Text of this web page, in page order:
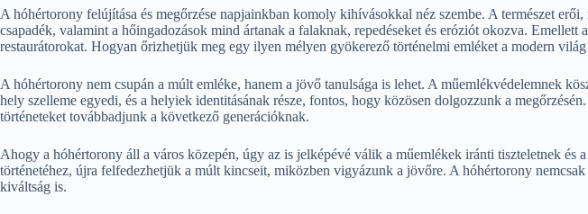
A hóhértorony felújítása és megőrzése napjainkban komoly kihívásokkal néz szembe. A természet
csapadék, valamint a hőingadozások mind ártanak a falaknak, repedéseket és eróziót okozva.
restaurátorokat. Hogyan őrizhetjük meg egy ilyen mélyen gyökerező történelmi emléket a modern
A hóhértorony nem csupán a múlt emléke, hanem a jövő tanulsága is lehet. A műemlékvédelemnek
hely szelleme egyedi, és a helyiek identitásának része, fontos, hogy közösen dolgozzunk a
történeteket továbbadjunk a következő generációknak.
Ahogy a hóhértorony áll a város közepén, úgy az is jelképévé válik a műemlékek iránti tiszteletnek
történetéhez, újra felfedezhetjük a múlt kincseit, miközben vigyázunk a jövőre. A hóhértorony
kiváltság is.